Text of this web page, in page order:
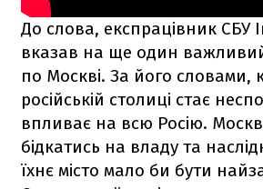
До слова, експрацівник СБУ
вказав на ще один
по Москві. За його словами,
російській столиці стає
впливає на всю Росію.
бідкатись на владу та
їхнє місто мало би бути